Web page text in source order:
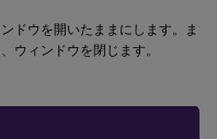
ドウを開いたままにします。ま
ウィンドウを閉じます。